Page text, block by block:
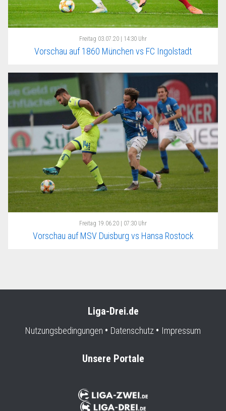
Freitag 03.07.20 | 14:30 Uhr
Vorschau auf 1860 München vs FC Ingolstadt
Freitag 19.06.20 | 07:30 Uhr
Vorschau auf MSV Duisburg vs Hansa Rostock
Liga-Drei.de
Nutzungsbedingungen Datenschutz Impressum
Unsere Portale